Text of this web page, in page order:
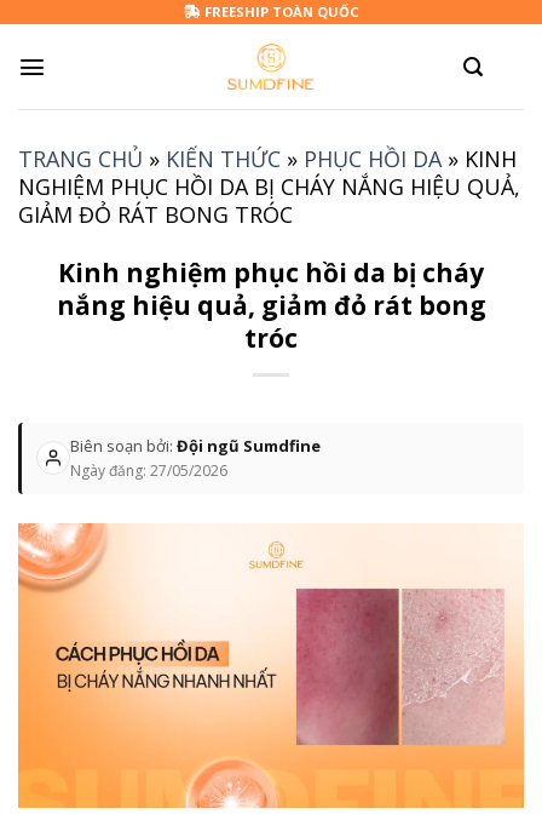
content
FREESHIP TOÀN QUỐC
TRANG CHỦ » KIẾN THỨC » PHỤC HỒI DA» KINH
NGHIỆM PHỤC HỒI DA BỊ CHÁY NẮNG HIỆU QUẢ,
GIẢM ĐỎ RÁT BONG TRÓC
Kinh nghiệm phục hồi da bị cháy
nắng hiệu quả, giảm đỏ rát bong
tróc
Biên soạn bởi: Đội ngũ Sumdfine
Ngày đăng: 27/05/2026